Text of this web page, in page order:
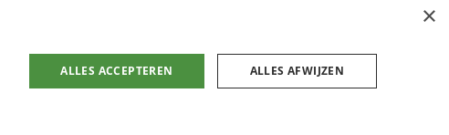
×
ALLES ACCEPTEREN ALLES AFWIJZEN